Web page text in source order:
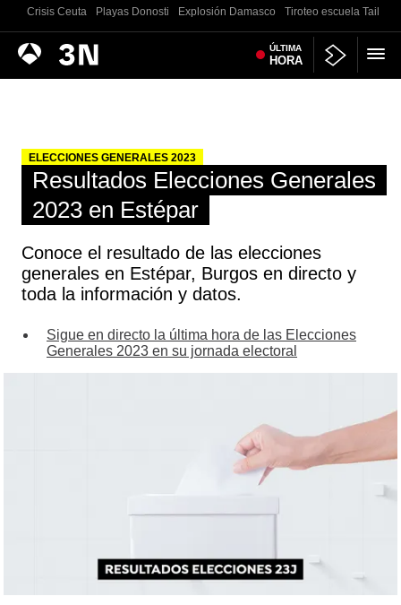
Crisis Ceuta Playas Donosti Explosión Damasco Tiroteo escuela
Antena
3
Noticias ÚLTIMA
HORA
ELECCIONES GENERALES 2023
Resultados Elecciones Generales
2023 en Estépar
Conoce el resultado de las elecciones
generales en Estépar, Burgos en directo y
toda la información y datos.
Sigue en directo la última hora de las Elecciones
Generales 2023 en su jornada electoral